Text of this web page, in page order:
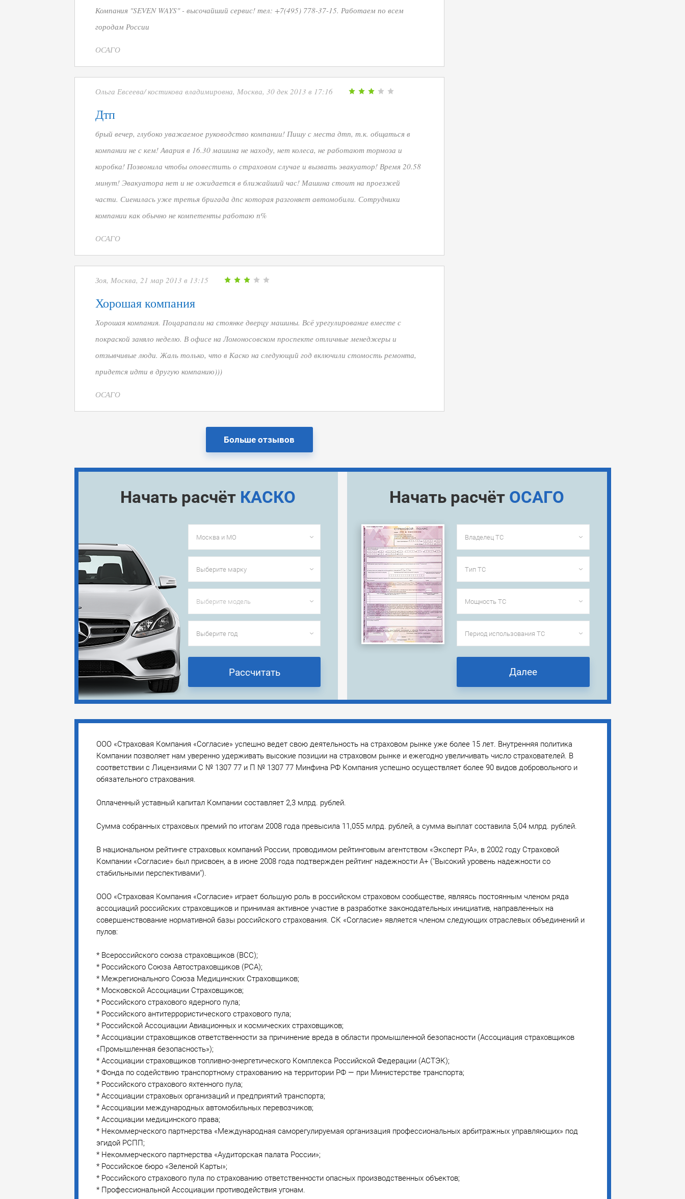
Компания "SEVEN WAYS" - высочайший сервис! тел: +7(495) 778-37-15. Работаем по всем
городам России
ОСАГО
Ольга Евсеева/ костикова владимировна, Москва, 30 дек 2013 в 17:16
Дтп
брый вечер, глубоко уважаемое руководство компании! Пишу с места дтп, т.к. общаться в
компании не с кем! Авария в 16.30 машина не находу, нет колеса, не работают тормоза и
коробка! Позвонила чтобы оповестить о страховом случае и вызвать эвакуатор! Время 20.58
минут! Эвакуатора нет и не ожидается в ближайший час! Машина стоит на проезжей
части. Сиенилась уже третья бригада дпс которая разгоняет автомобили. Сотрудники
компании как обычно не компетенты работаю п%
ОСАГО
Зоя, Москва, 21 мар 2013 в 13:15
Хорошая компания
Хорошая компания. Поцарапали на стоянке дверцу машины. Всё урегулирование вместе с
покраской заняло неделю. В офисе на Ломоносовском проспекте отличные менеджеры и
отзывчивые люди. Жаль только, что в Каско на следующий год включили стомость ремонта,
придется идти в другую компанию)))
ОСАГО
Больше отзывов
Начать расчёт КАСКО Начать расчёт ОСАГО
Далее
ООО «Страховая Компания «Согласие» успешно ведет свою деятельность на страховом рынке уже более 15 лет. Внутренняя политика
Компании позволяет нам уверенно удерживать высокие позиции на страховом рынке и ежегодно увеличивать число страхователей. В
соответствии с Лицензиями С № 1307 77 и П № 1307 77 Минфина РФ Компания успешно осуществляет более 90 видов добровольного и
обязательного страхования.
Оплаченный уставный капитал Компании составляет 2,3 млрд. рублей.
Cумма собранных страховых премий по итогам 2008 года превысила 11,055 млрд. рублей, а сумма выплат составила 5,04 млрд. рублей.
В национальном рейтинге страховых компаний России, проводимом рейтинговым агентством «Эксперт РА», в 2002 году Страховой
Компании «Согласие» был присвоен, а в июне 2008 года подтвержден рейтинг надежности А+ ("Высокий уровень надежности со
стабильными перспективами").
ООО «Страховая Компания «Согласие» играет большую роль в российском страховом сообществе, являясь постоянным членом ряда
ассоциаций российских страховщиков и принимая активное участие в разработке законодательных инициатив, направленных на
совершенствование нормативной базы российского страхования. СК «Согласие» является членом следующих отраслевых объединений и
пулов:
* Всероссийского союза страховщиков (ВСС);
* Российского Союза Автостраховщиков (РСА);
* Межрегионального Союза Медицинских Страховщиков;
* Московской Ассоциации Страховщиков;
* Российского страхового ядерного пула;
* Российского антитеррористического страхового пула;
* Российской Ассоциации Авиационных и космических страховщиков;
* Ассоциации страховщиков ответственности за причинение вреда в области промышленной безопасности (Ассоциация страховщиков
«Промышленная безопасность»);
* Ассоциации страховщиков топливно-энергетического Комплекса Российской Федерации (АСТЭК);
* Фонда по содействию транспортному страхованию на территории РФ — при Министерстве транспорта;
* Российского страхового яхтенного пула;
* Ассоциации страховых организаций и предприятий транспорта;
* Ассоциации международных автомобильных перевозчиков;
* Ассоциации медицинского права;
* Некоммерческого партнерства «Международная саморегулируемая организация профессиональных арбитражных управляющих» под
эгидой РСПП;
* Некоммерческого партнерства «Аудиторская палата России»;
* Российское бюро «Зеленой Карты»;
* Российского страхового пула по страхованию ответственности опасных производственных объектов;
* Профессиональной Ассоциации противодействия угонам.